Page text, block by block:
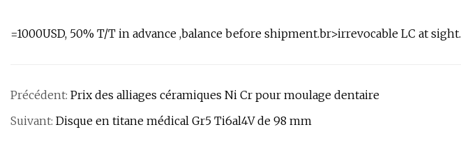
=1000USD, 50% T/T in advance ,balance before shipment.br>irrevocable LC at sight.
Précédent: Prix ​​​​des alliages céramiques Ni Cr pour moulage dentaire
Suivant: Disque en titane médical Gr5 Ti6al4V de 98 mm